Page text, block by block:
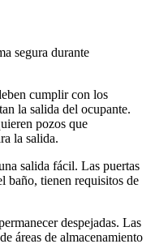
segura durante
cumplir con los
la salida del ocupante.
pozos que
la salida.
salida fácil. Las puertas
baño, tienen requisitos de
despejadas. Las
áreas de almacenamiento